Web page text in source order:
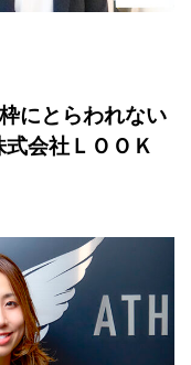
にとらわれない
会社ＬＯＯＫ